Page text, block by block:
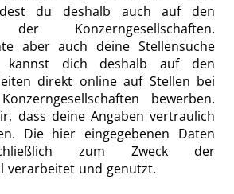
du deshalb auch auf den
der Konzerngesellschaften.
aber auch deine Stellensuche
kannst dich deshalb auf den
direkt online auf Stellen bei
bewerben.
dass deine Angaben vertraulich
Die hier eingegebenen Daten
zum Zweck der
verarbeitet und genutzt.